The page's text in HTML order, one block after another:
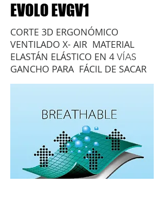
EVOLO EVGV1
CORTE 3D ERGONÓMICO
VENTILADO X- AIR MATERIAL
ELASTÁN ELÁSTICO EN 4 VÍAS
GANCHO PARA FÁCIL DE SACAR